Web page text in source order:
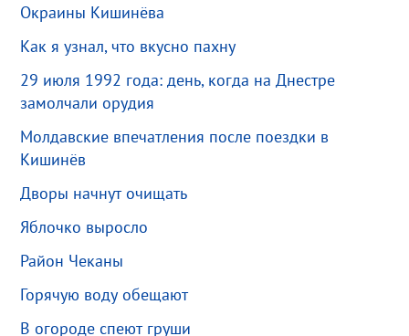
Окраины Кишинёва
Как я узнал, что вкусно пахну
29 июля 1992 года: день, когда на Днестре
замолчали орудия
Молдавские впечатления после поездки в
Кишинёв
Дворы начнут очищать
Яблочко выросло
Район Чеканы
Горячую воду обещают
В огороде спеют груши